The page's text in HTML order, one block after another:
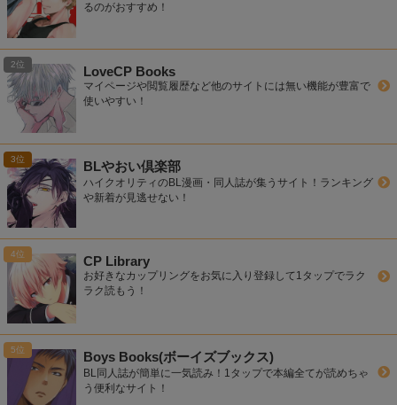
るのがおすすめ！
LoveCP Books
マイページや閲覧履歴など他のサイトには無い機能が豊富で
使いやすい！
BLやおい倶楽部
ハイクオリティのBL漫画・同人誌が集うサイト！ランキング
や新着が見逃せない！
CP Library
お好きなカップリングをお気に入り登録して1タップでラク
ラク読もう！
Boys Books(ボーイズブックス)
BL同人誌が簡単に一気読み！1タップで本編全てが読めちゃ
う便利なサイト！